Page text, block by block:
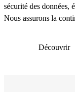
sécurité des données,
Nous assurons la
Découvrir